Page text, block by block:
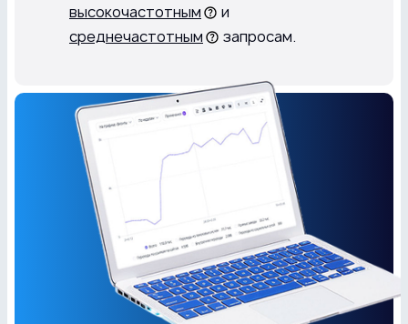
высокочастотным
и
среднечастотным
запросам.